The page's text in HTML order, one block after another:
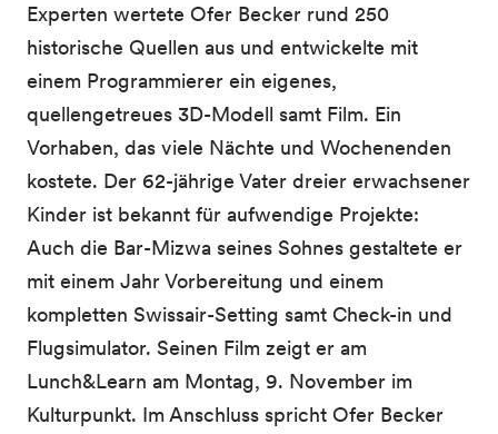
Experten wertete Ofer Becker rund 250
historische Quellen aus und entwickelte mit
einem Programmierer ein eigenes,
quellengetreues 3D-Modell samt Film. Ein
Vorhaben, das viele Nächte und Wochenenden
kostete. Der 62-jährige Vater dreier erwachsener
Kinder ist bekannt für aufwendige Projekte:
Auch die Bar-Mizwa seines Sohnes gestaltete er
mit einem Jahr Vorbereitung und einem
kompletten Swissair-Setting samt Check-in und
Flugsimulator. Seinen Film zeigt er am
Lunch&Learn am Montag, 9. November im
Kulturpunkt. Im Anschluss spricht Ofer Becker